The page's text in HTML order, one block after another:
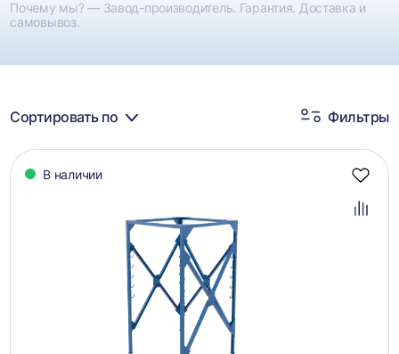
Почему мы? — Завод-производитель. Гарантия. Доставка и
самовывоз.
Сортировать по Фильтры
Каталог
товаров
В наличии